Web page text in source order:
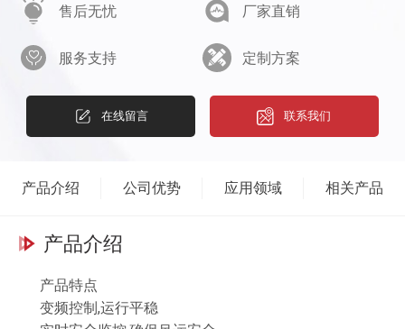
全系标配安全监控系统 大车驱动 静音科技静享搬运 结构
集成化设计 全变频调速 高转速4800r/min 防护等级
算起升机构剩余安全工作时间 累计起升工作时间 累计超载次
数 累计起升电机启动次数 起升电机过热保护及报警 刹车
IP55防护等级 大车端梁 模块化直驱设计 自重轻、体积
售后无忧 厂家直销
服务支持 定制方案
在线留言 联系我们
产品介绍 公司优势 应用领域 相关产品
产品介绍
产品特点
变频控制,运行平稳